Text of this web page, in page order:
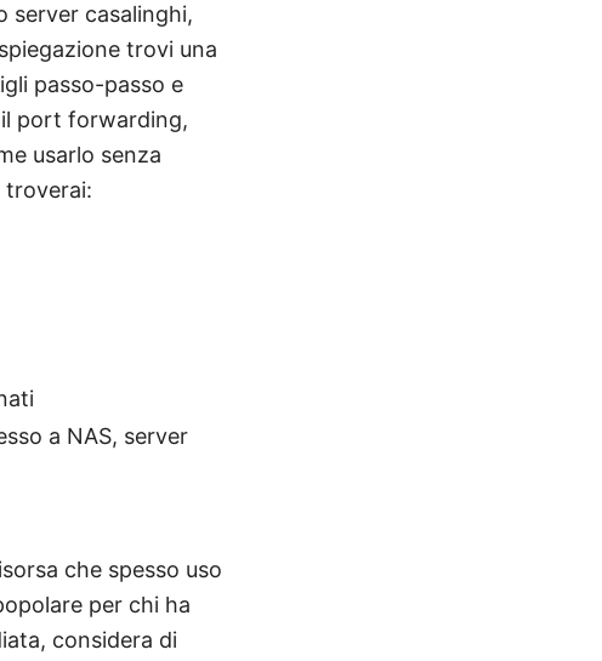
server casalinghi,
trovi una
passo-passo e
il port forwarding,
usarlo senza
troverai:
a NAS, server
che spesso uso
per chi ha
considera di